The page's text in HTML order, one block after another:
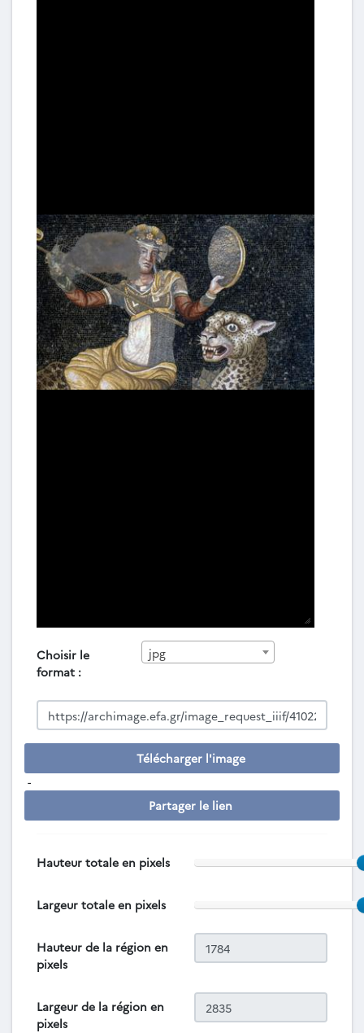
Choisir le
format :
jpg
Télécharger l'image
-
Partager le lien
Hauteur totale en pixels
Largeur totale en pixels
Hauteur de la région en
pixels
Largeur de la région en
pixels